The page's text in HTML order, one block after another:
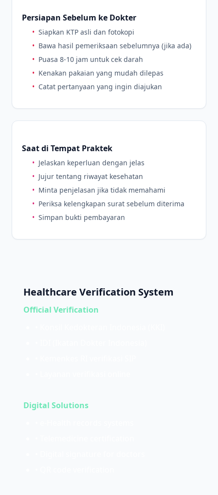
Persiapan Sebelum ke Dokter
• Siapkan KTP asli dan fotokopi
• Bawa hasil pemeriksaan sebelumnya (jika ada)
• Puasa 8-10 jam untuk cek darah
• Kenakan pakaian yang mudah dilepas
• Catat pertanyaan yang ingin diajukan
Saat di Tempat Praktek
• Jelaskan keperluan dengan jelas
• Jujur tentang riwayat kesehatan
• Minta penjelasan jika tidak memahami
• Periksa kelengkapan surat sebelum diterima
• Simpan bukti pembayaran
Healthcare Verification System
Official Verification
Digital Solutions